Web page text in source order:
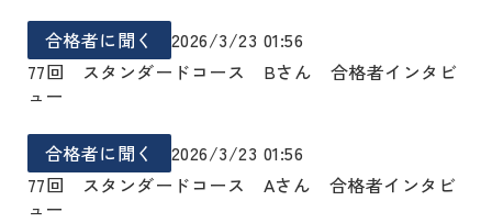
合格者に聞く
2026/3/23 01:56
77回 スタンダードコース Bさん 合格者インタビ
ュー
合格者に聞く
2026/3/23 01:56
77回 スタンダードコース Aさん 合格者インタビ
ュー